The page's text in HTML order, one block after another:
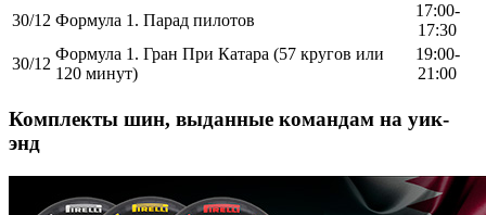
30/12 Формула 1. Парад пилотов
17:00-
17:30
30/12
Формула 1. Гран При Катара (57 кругов или
120 минут)
19:00-
21:00
Комплекты шин, выданные командам на уик-
энд